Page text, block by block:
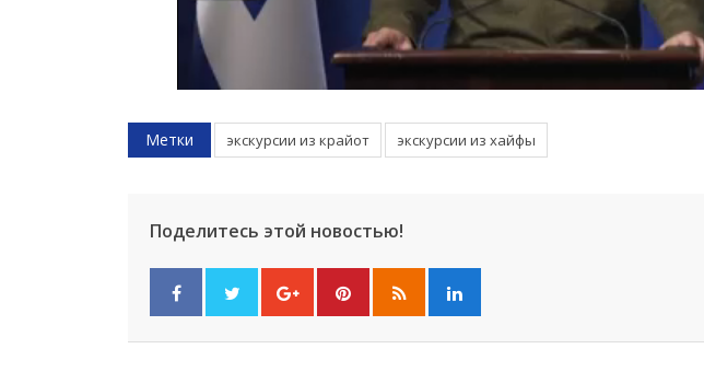
Метки экскурсии из крайот экскурсии из хайфы
Поделитесь этой новостью!